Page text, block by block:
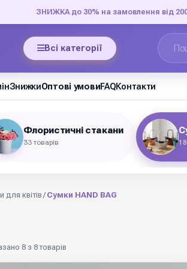
ЗНИЖКА до 30% на замовлення від
Всі категорії
ЗнижкиОптові умовиFAQКонтакти
Флористичні стакани
33 товарів
для квітів / Сумки HAND BAG
8 з 8 товарів